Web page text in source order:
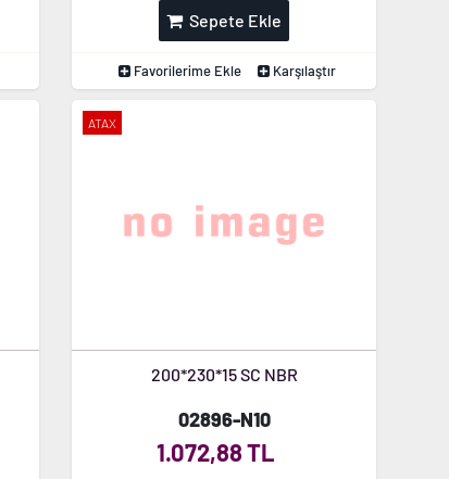
Sepete Ekle
Favorilerime Ekle Karşılaştır
ATAX
200*230*15 SC NBR
02896-N10
1.072,88 TL